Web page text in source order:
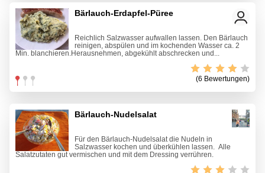
Bärlauch-Erdapfel-Püree
Reichlich Salzwasser aufwallen lassen. Den Bärlauch
reinigen, abspülen und im kochenden Wasser ca. 2
Min. blanchieren.Herausnehmen, abgekühlt abschrecken und...
(6 Bewertungen)
Bärlauch-Nudelsalat
Für den Bärlauch-Nudelsalat die Nudeln in
Salzwasser kochen und überkühlen lassen. Alle
Salatzutaten gut vermischen und mit dem Dressing verrühren.